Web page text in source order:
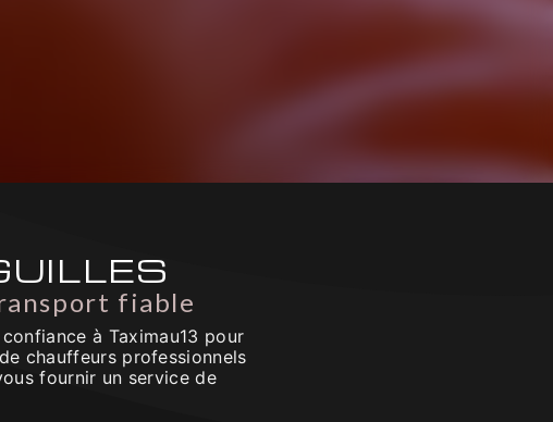
fiable
à Taximau13 pour
chauffeurs professionnels
fournir un service de